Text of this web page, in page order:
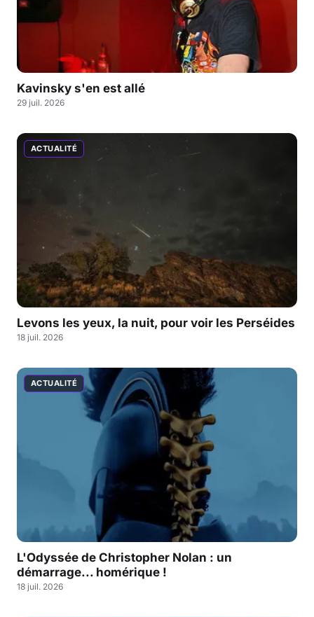
Kavinsky s'en est allé
29 juil. 2026
ACTUALITÉ
Levons les yeux, la nuit, pour voir les Perséides
18 juil. 2026
ACTUALITÉ
L'Odyssée de Christopher Nolan : un
démarrage... homérique !
18 juil. 2026